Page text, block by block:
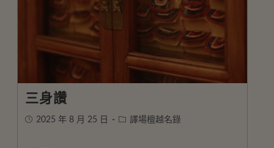
三身讚
2025 年 8 月 25 日 譯場檀越名錄